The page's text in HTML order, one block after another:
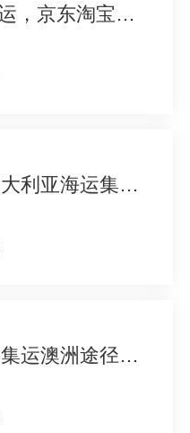
寄澳洲用深圳奥飞货运，京东淘宝订单直接转运
2026年资质齐全的澳大利亚海运集运公司行业现状与选择指南
2026年淘宝网购商品集运澳洲途径与降低成本操作指南